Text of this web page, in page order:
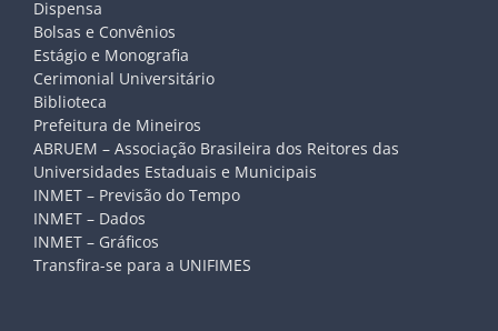
Dispensa
Bolsas e Convênios
Estágio e Monografia
Cerimonial Universitário
Biblioteca
Prefeitura de Mineiros
ABRUEM – Associação Brasileira dos Reitores das
Universidades Estaduais e Municipais
INMET – Previsão do Tempo
INMET – Dados
INMET – Gráficos
Transfira-se para a UNIFIMES